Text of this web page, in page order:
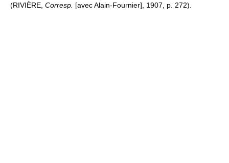
(RIVIÈRE, Corresp. [avec Alain-Fournier], 1907, p. 272).